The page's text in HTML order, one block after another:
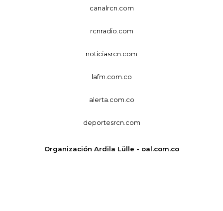
canalrcn.com
rcnradio.com
noticiasrcn.com
lafm.com.co
alerta.com.co
deportesrcn.com
Organización Ardila Lülle - oal.com.co